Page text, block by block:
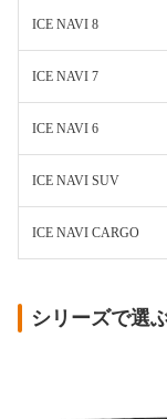
ICE NAVI 8
ICE NAVI 7
ICE NAVI 6
ICE NAVI SUV
ICE NAVI CARGO
シリーズで選